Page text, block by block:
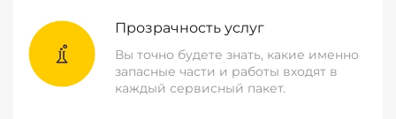
Прозрачность услуг
Вы точно будете знать, какие именно
запасные части и работы входят в
каждый сервисный пакет.